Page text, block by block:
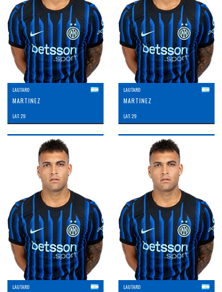
LAUTARO
MARTINEZ
LAT: 29
LAUTARO
MARTINEZ
LAT: 29
LAUTARO LAUTARO